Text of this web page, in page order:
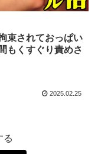
束されておっぱい
もくすぐり責めさ
2025.02.25
る